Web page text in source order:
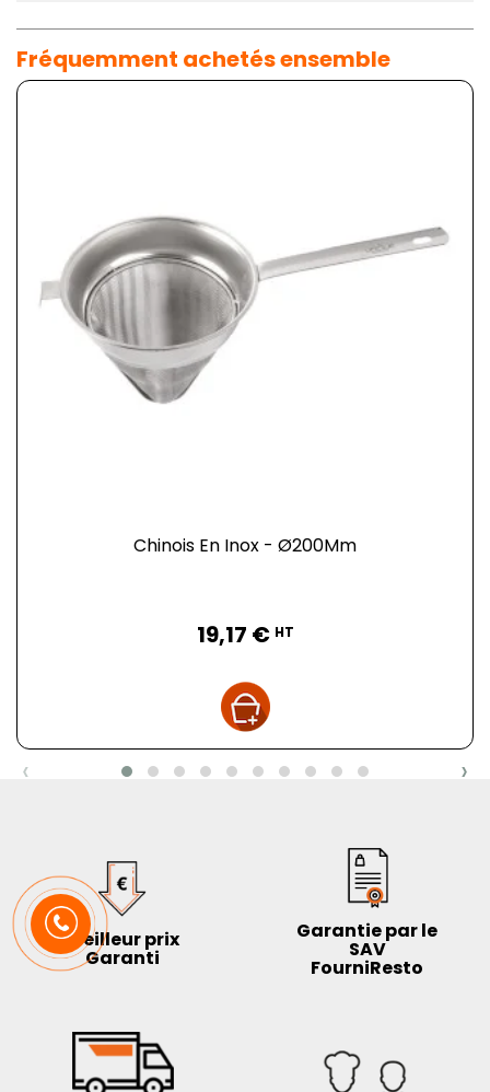
Fréquemment achetés ensemble
Chinois En Inox - Ø200Mm
19,17 € HT
‹ ›
Meilleur prix
Garanti
Garantie par le
SAV
FourniResto